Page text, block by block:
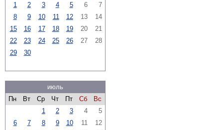
1
2 3 4 5 6
7
8
9 10 11 12 13
14
15
16 17 18 19 20
21
22
23 24 25 26 27
28
29
30
июль
Пн
Вт Ср Чт Пт Сб
Вс
1
2 3 4
5
6
7 8 9 10 11
12